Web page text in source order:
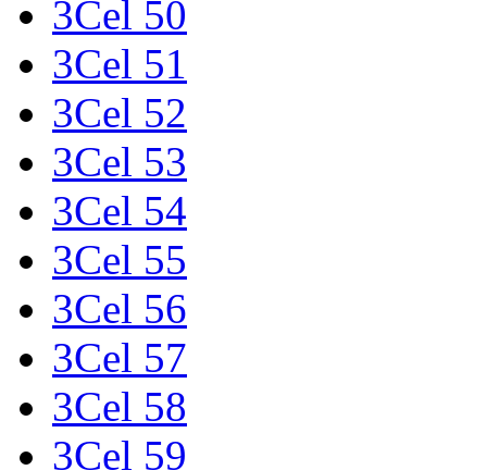
3Cel 50
3Cel 51
3Cel 52
3Cel 53
3Cel 54
3Cel 55
3Cel 56
3Cel 57
3Cel 58
3Cel 59